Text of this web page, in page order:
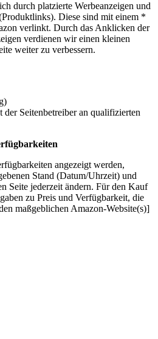
durch platzierte Werbeanzeigen und
Diese sind mit einem *
verlinkt. Durch das Anklicken der
verdienen wir einen kleinen
weiter zu verbessern.
Seitenbetreiber an qualifizierten
angezeigt werden,
Stand (Datum/Uhrzeit) und
Seite jederzeit ändern. Für den Kauf
zu Preis und Verfügbarkeit, die
maßgeblichen Amazon-Website(s)]